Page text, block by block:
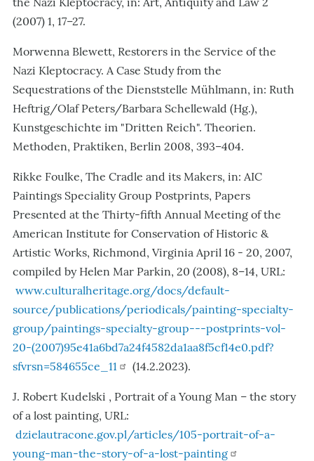
(2007) 1, 17–27.
Morwenna Blewett, Restorers in the Service of the
Nazi Kleptocracy. A Case Study from the
Sequestrations of the Dienststelle Mühlmann, in: Ruth
Heftrig/Olaf Peters/Barbara Schellewald (Hg.),
Kunstgeschichte im "Dritten Reich". Theorien.
Methoden, Praktiken, Berlin 2008, 393–404.
Rikke Foulke, The Cradle and its Makers, in: AIC
Paintings Speciality Group Postprints, Papers
Presented at the Thirty-fifth Annual Meeting of the
American Institute for Conservation of Historic &
Artistic Works, Richmond, Virginia April 16 - 20, 2007,
compiled by Helen Mar Parkin, 20 (2008), 8–14, URL:
www.culturalheritage.org/docs/default-
source/publications/periodicals/painting-specialty-
group/paintings-specialty-group---postprints-vol-
20-(2007)95e41a6bd7a24f4582da1aa8f5cf14e0.pdf?
sfvrsn=584655ce_11
(14.2.2023).
J. Robert Kudelski , Portrait of a Young Man – the story
of a lost painting, URL:
dzielautracone.gov.pl/articles/105-portrait-of-a-
young-man-the-story-of-a-lost-painting